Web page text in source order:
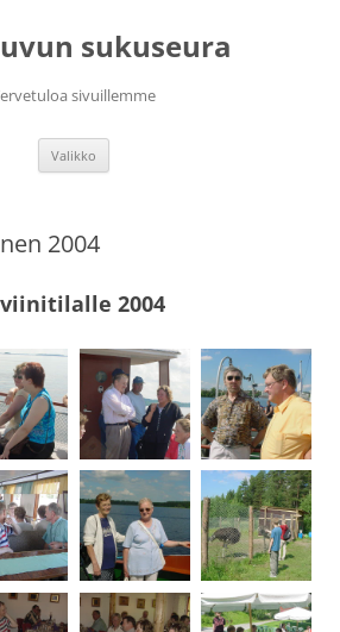
sukuseura
sivuillemme
Valikko
2004
2004